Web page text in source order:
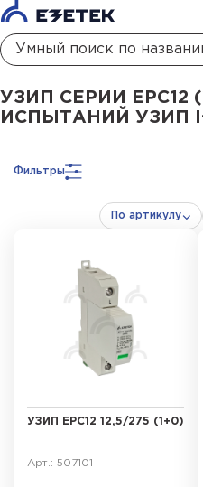
ГлавнаяКаталог УЗИПУЗИП сетей
УЗИП СЕРИИ ЕРС12
ИСПЫТАНИЙ УЗИП
Фильтры
По артикулу
УЗИП ЕРС12 12,5/275 (1+0)
Арт.: 507101